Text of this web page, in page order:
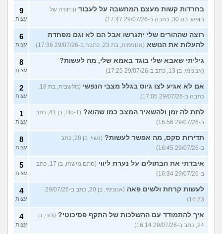
בחרדות קשות מעצם המחשבה על לעבוד (בחורה של
חופש, בת 30, כתבה ב-29/07/26 17:47)
9
עצות
רוצה שההורים שלי יתגרשו אבל הם לא וגם מפחדת
להעלות את הנושא (אנונימית, בת 23, כתבה ב-29/07/26 17:36)
6
עצות
גיליתי שאבא שלי בוגד באמא שלי, מה לעשות?
(אנונימי, בן 13, כתב ב-29/07/26 17:25)
8
עצות
אם לא אגיע לצו גיוס בגלל מצבי הנפשי
(מלשבית, בת 18,
כתבה ב-29/07/26 17:05)
2
עצות
לתת לה זמן ולהשאיר המצב כמו שהוא?
(Flo-T, בן 41, כתב
ב-29/07/26 16:56)
1
עצות
תדירות סקס, מה אפשר לעשות?
(נשוי, בן 28, כתב
ב-29/07/26 16:45)
8
עצות
איבדתי את הבתולים על נערת ליווי
(סתם מישהו, בן 17, כתב
ב-29/07/26 16:34)
5
עצות
לעשות קרחת ולשים פאה
(אנונימי, בן 20, כתב ב-29/07/26
16:23)
4
עצות
איך להתמודד עם ההשלכות של התקף פסיכוטי? (ג'וני, בן
24, כתב ב-29/07/26 16:14)
4
עצות